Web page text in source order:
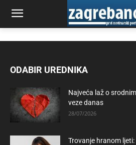
ODABIR UREDNIKA
Najveća laž o
veze danas
28/07/2026
Trovanje hranom